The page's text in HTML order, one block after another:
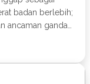
badan berlebih;
ancaman ganda
yang
porsi makan yang